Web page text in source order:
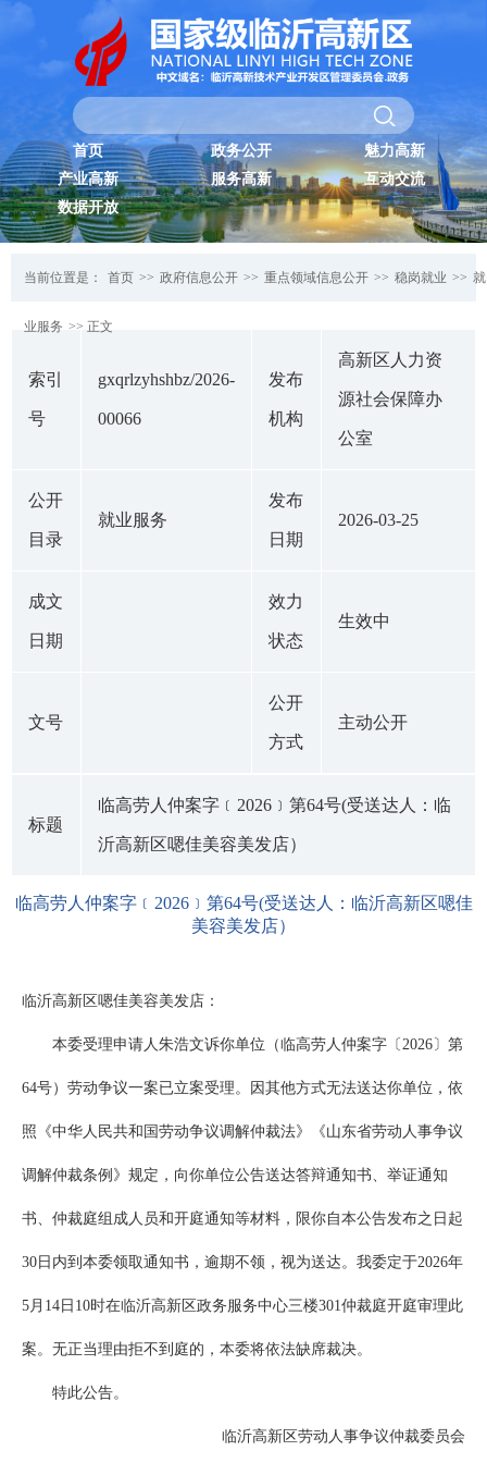
首页 政务公开
魅力高新
产业高新
服务高新
互动交流
数据开放
当前位置是： 首页 >> 政府信息公开 >> 重点领域信息公开 >> 稳岗就业 >> 就
业服务 >> 正文
索引
号
gxqrlzyhshbz/2026-
00066
发布
机构
高新区人力资
源社会保障办
公室
公开
目录
就业服务
发布
日期
2026-03-25
成文
日期
效力
状态
生效中
文号
公开
方式
主动公开
标题
临高劳人仲案字﹝2026﹞第64号(受送达人：临
沂高新区嗯佳美容美发店）
临高劳人仲案字﹝2026﹞第64号(受送达人：临沂高新区嗯佳
美容美发店）
临沂高新区嗯佳美容美发店：
本委受理申请人朱浩文诉你单位（临高劳人仲案字〔2026〕第
64号）劳动争议一案已立案受理。因其他方式无法送达你单位，依
照《中华人民共和国劳动争议调解仲裁法》《山东省劳动人事争议
调解仲裁条例》规定，向你单位公告送达答辩通知书、举证通知
书、仲裁庭组成人员和开庭通知等材料，限你自本公告发布之日起
30日内到本委领取通知书，逾期不领，视为送达。我委定于2026年
5月14日10时在临沂高新区政务服务中心三楼301仲裁庭开庭审理此
案。无正当理由拒不到庭的，本委将依法缺席裁决。
特此公告。
临沂高新区劳动人事争议仲裁委员会